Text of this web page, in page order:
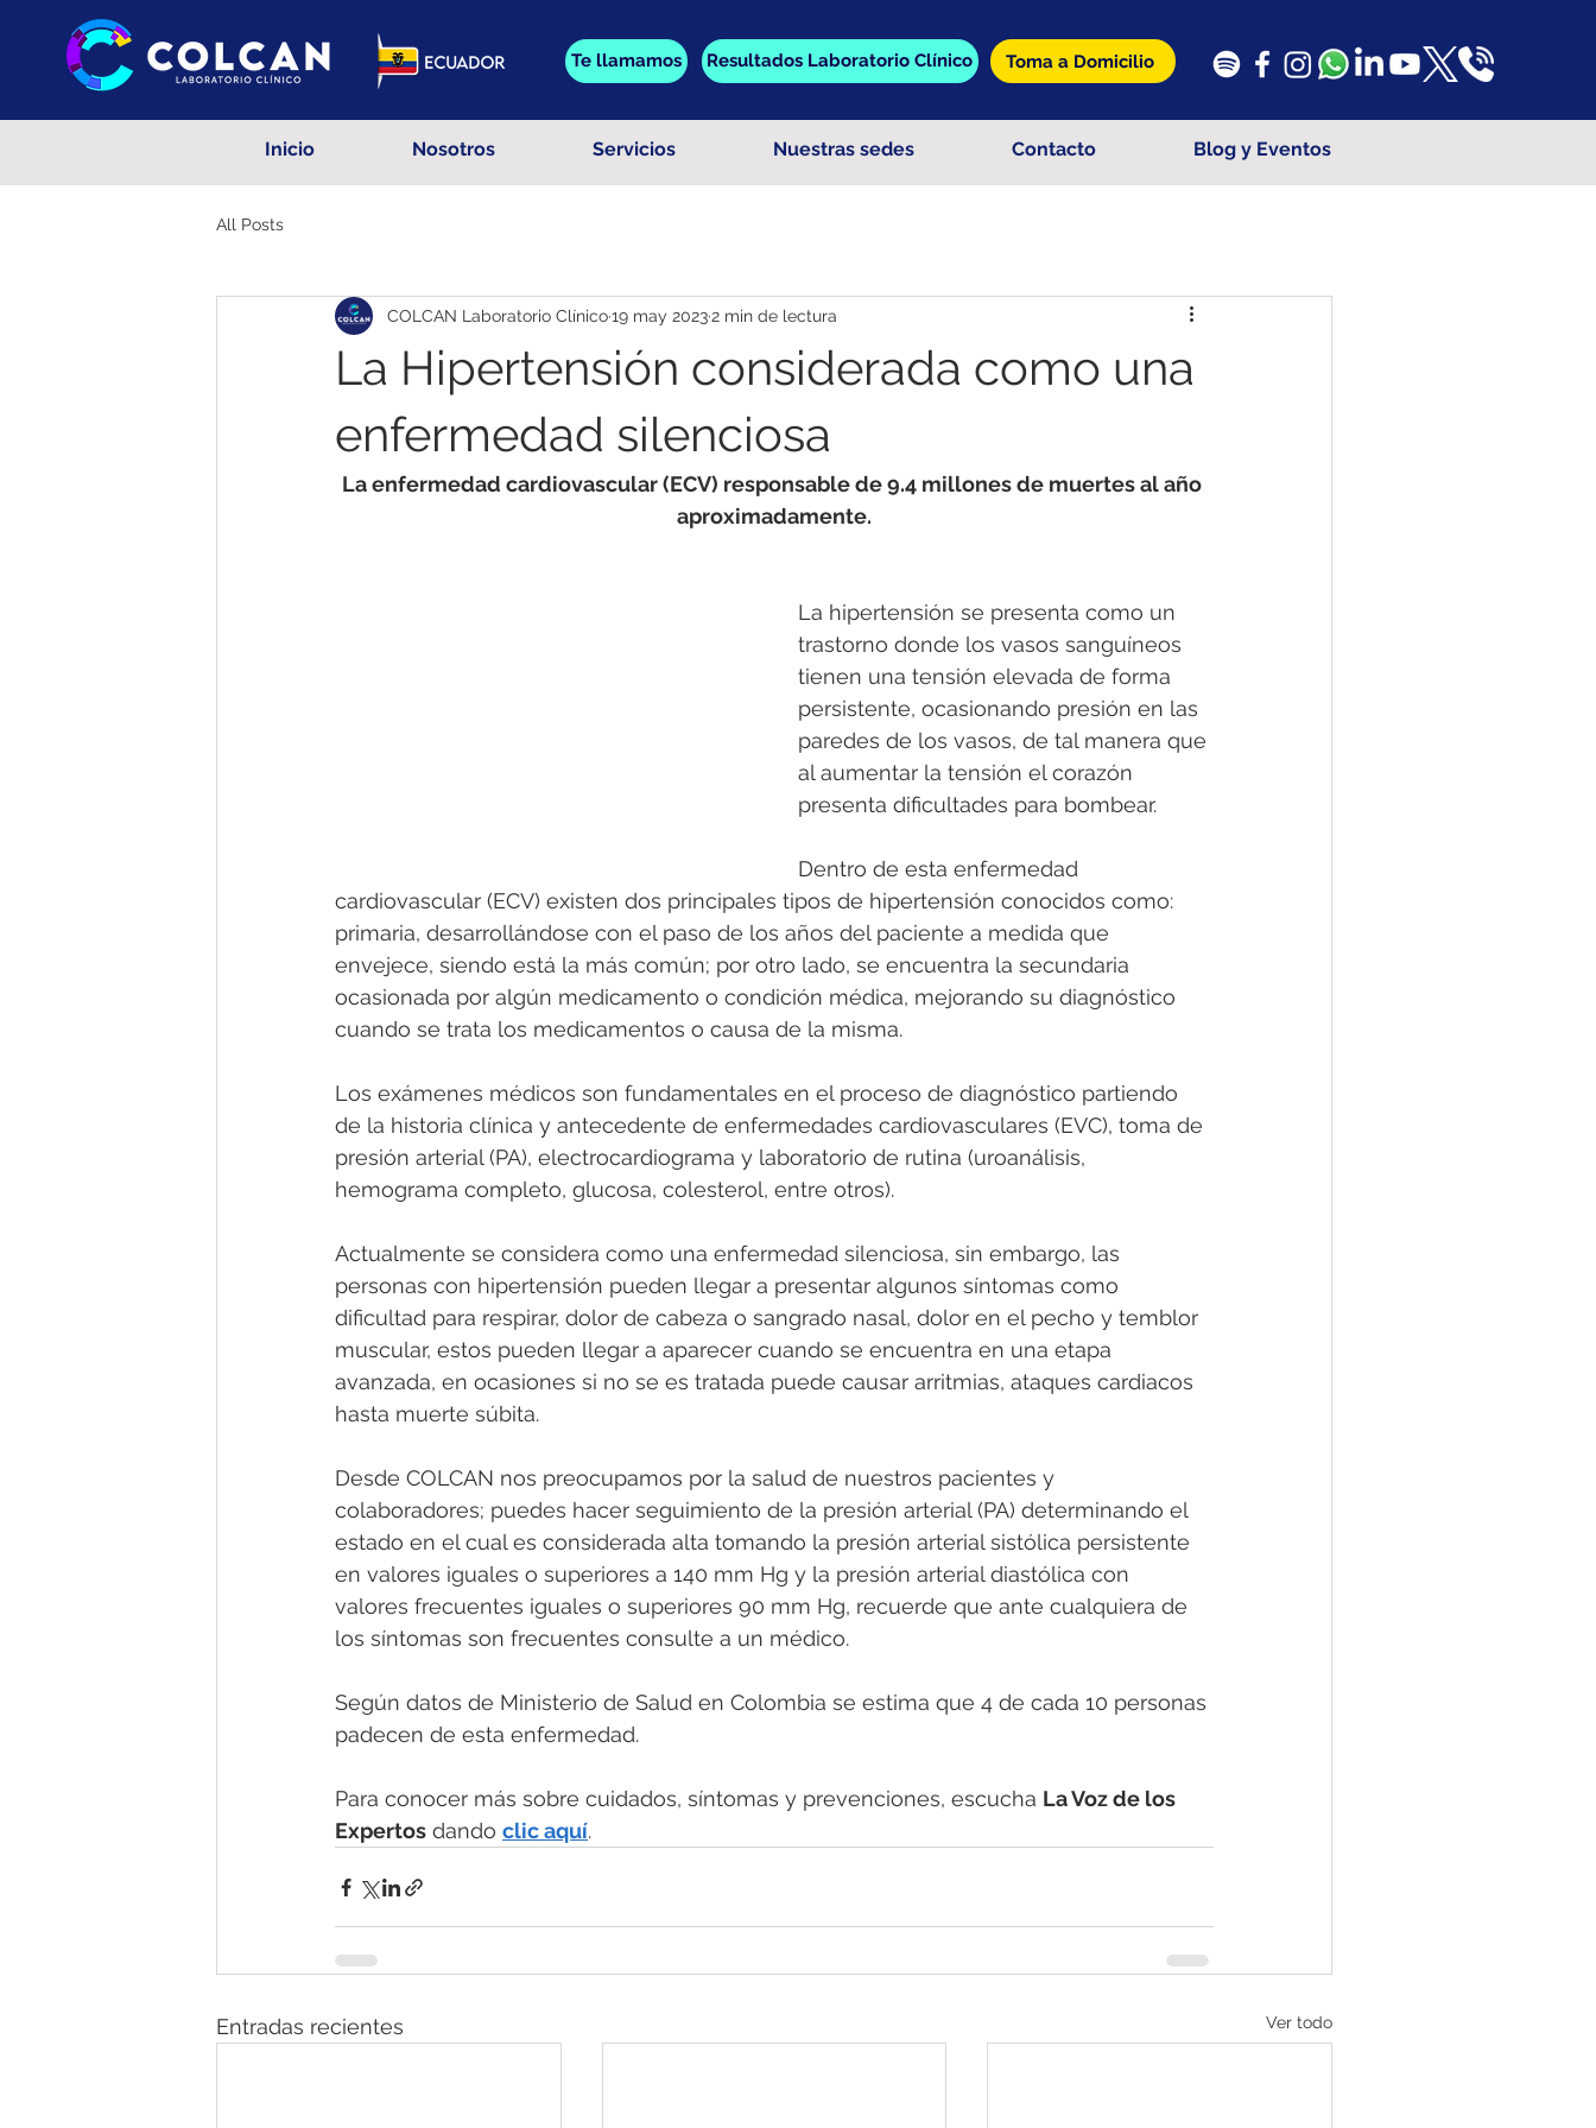
Te llamamos Resultados Laboratorio Clínico Toma a Domicilio
Inicio Nosotros Servicios Nuestras sedes Contacto Blog y Eventos
All Posts
La Hipertensión considerada como una
enfermedad silenciosa
COLCAN Laboratorio Clínico19 may 20232 min de lectura
La enfermedad cardiovascular (ECV) responsable de 9.4 millones de muertes al año
aproximadamente.
La hipertensión se presenta como un
trastorno donde los vasos sanguíneos
tienen una tensión elevada de forma
persistente, ocasionando presión en las
paredes de los vasos, de tal manera que
al aumentar la tensión el corazón
presenta dificultades para bombear.
Dentro de esta enfermedad
cardiovascular (ECV) existen dos principales tipos de hipertensión conocidos como:
primaria, desarrollándose con el paso de los años del paciente a medida que
envejece, siendo está la más común; por otro lado, se encuentra la secundaria
ocasionada por algún medicamento o condición médica, mejorando su diagnóstico
cuando se trata los medicamentos o causa de la misma.
Los exámenes médicos son fundamentales en el proceso de diagnóstico partiendo
de la historia clínica y antecedente de enfermedades cardiovasculares (EVC), toma de
presión arterial (PA), electrocardiograma y laboratorio de rutina (uroanálisis,
hemograma completo, glucosa, colesterol, entre otros).
Actualmente se considera como una enfermedad silenciosa, sin embargo, las
personas con hipertensión pueden llegar a presentar algunos síntomas como
dificultad para respirar, dolor de cabeza o sangrado nasal, dolor en el pecho y temblor
muscular, estos pueden llegar a aparecer cuando se encuentra en una etapa
avanzada, en ocasiones si no se es tratada puede causar arritmias, ataques cardiacos
hasta muerte súbita.
Desde COLCAN nos preocupamos por la salud de nuestros pacientes y
colaboradores; puedes hacer seguimiento de la presión arterial (PA) determinando el
estado en el cual es considerada alta tomando la presión arterial sistólica persistente
en valores iguales o superiores a 140 mm Hg y la presión arterial diastólica con
valores frecuentes iguales o superiores 90 mm Hg, recuerde que ante cualquiera de
los síntomas son frecuentes consulte a un médico.
Según datos de Ministerio de Salud en Colombia se estima que 4 de cada 10 personas
padecen de esta enfermedad.
Para conocer más sobre cuidados, síntomas y prevenciones, escucha La Voz de los
Expertos dando clic aquí.
Entradas recientes Ver todo